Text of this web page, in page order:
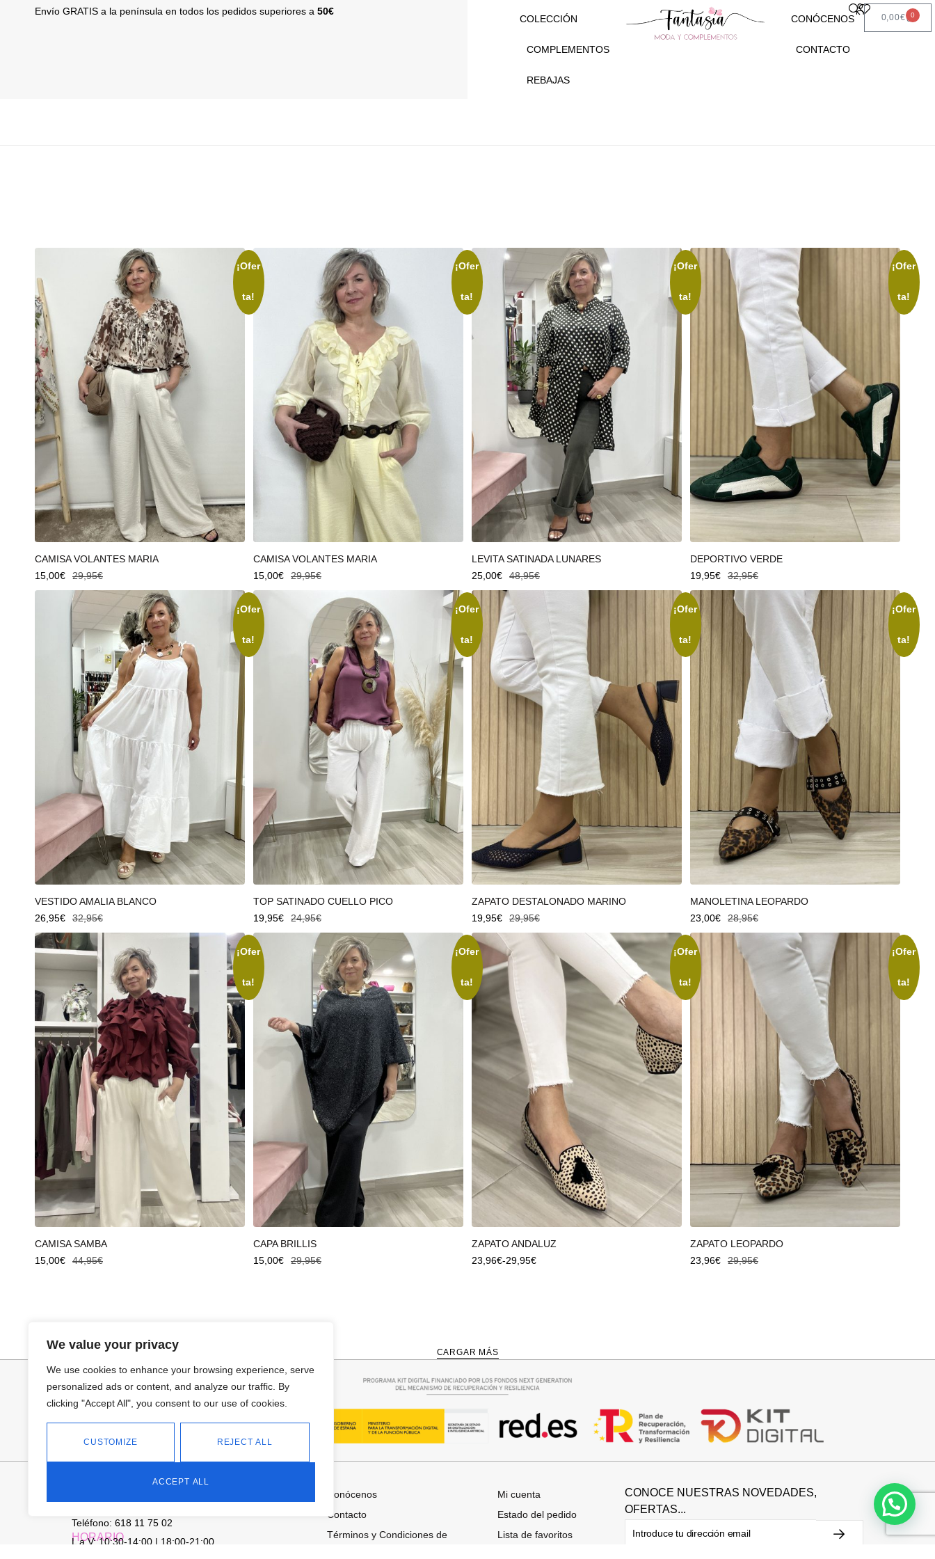
We value your privacy
We use cookies to enhance your browsing experience, serve
personalized ads or content, and analyze our traffic. By
clicking "Accept All", you consent to our use of cookies.
CUSTOMIZE REJECT ALL
ACCEPT ALL
Envío GRATIS a la península en todos los pedidos superiores a 50€
COLECCIÓN
COMPLEMENTOS
REBAJAS
CONÓCENOS
CONTACTO
0,00€ 0
¡Ofer
ta!
Añadir al carrito
CAMISA VOLANTES MARIA
29,95€
15,00€
¡Ofer
ta!
CAMISA VOLANTES MARIA
29,95€
15,00€
¡Ofer
ta!
Añadir al carrito
LEVITA SATINADA LUNARES
48,95€
25,00€
¡Ofer
ta!
Seleccionar opciones
DEPORTIVO VERDE
32,95€
19,95€
¡Ofer
ta!
Añadir al carrito
VESTIDO AMALIA BLANCO
32,95€
26,95€
¡Ofer
ta!
Añadir al carrito
TOP SATINADO CUELLO PICO
24,95€
19,95€
¡Ofer
ta!
Seleccionar opciones
ZAPATO DESTALONADO MARINO
29,95€
19,95€
¡Ofer
ta!
Seleccionar opciones
MANOLETINA LEOPARDO
28,95€
23,00€
¡Ofer
ta!
Seleccionar opciones
CAMISA SAMBA
44,95€
15,00€
¡Ofer
ta!
Añadir al carrito
CAPA BRILLIS
29,95€
15,00€
¡Ofer
ta!
Seleccionar opciones
ZAPATO ANDALUZ
23,96€-29,95€
¡Ofer
ta!
Seleccionar opciones
ZAPATO LEOPARDO
29,95€
23,96€
CARGAR MÁS
FANTASÍA - TIENDA
Avd Don Antonio Huertas, 74
13700 Tomelloso (Ciudad Real)
Teléfono: 618 11 75 02
HORARIO
L a V: 10:30-14:00 | 18:00-21:00
Conócenos
Contacto
Términos y Condiciones de
Mi cuenta
Estado del pedido
Lista de favoritos
CONOCE NUESTRAS NOVEDADES,
OFERTAS...